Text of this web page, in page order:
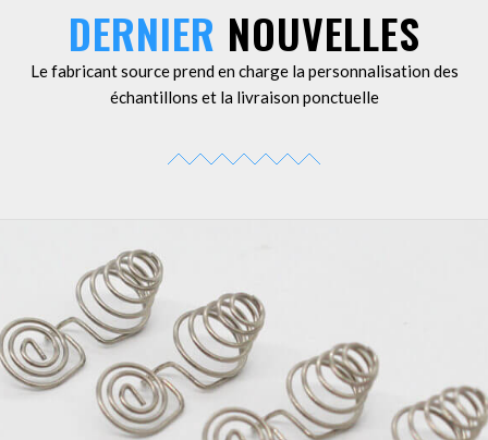
DERNIER NOUVELLES
Le fabricant source prend en charge la personnalisation des
échantillons et la livraison ponctuelle